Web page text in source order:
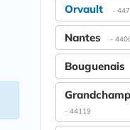
Orvault -
Nantes -
Bouguenais
- 44119